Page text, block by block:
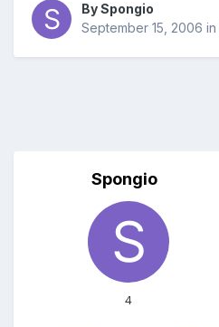
BySpongio
September 15, 2006 in
Spongio
4